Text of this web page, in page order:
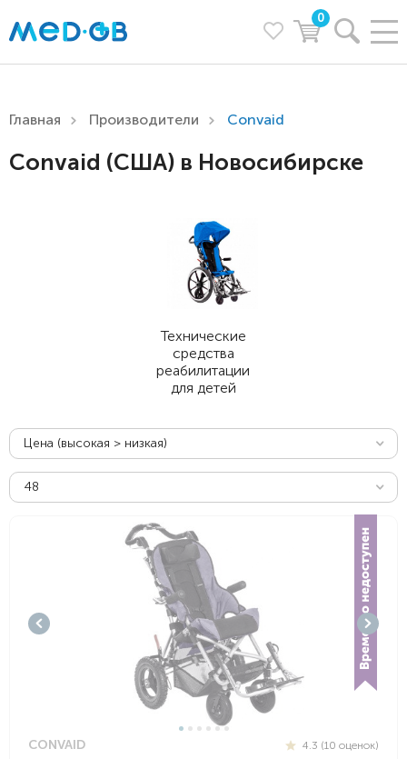
0
Главная Производители Convaid
Convaid (США) в Новосибирске
Технические
средства
реабилитации
для детей
Цена (высокая > низкая)
48
CONVAID 4.3 (10 оценок)